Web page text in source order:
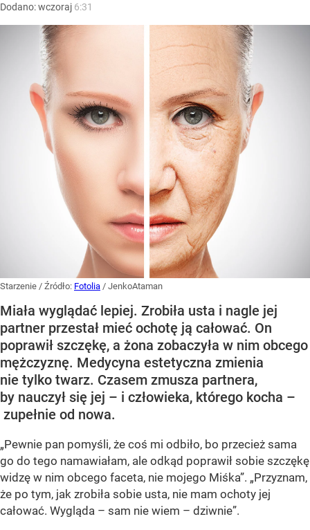
Dodano:wczoraj 6:31
Starzenie / Źródło: Fotolia / JenkoAtaman
Miała wyglądać lepiej. Zrobiła usta i nagle jej
partner przestał mieć ochotę ją całować. On
poprawił szczękę, a żona zobaczyła w nim obcego
mężczyznę. Medycyna estetyczna zmienia
nie tylko twarz. Czasem zmusza partnera,
by nauczył się jej – i człowieka, którego kocha –
zupełnie od nowa.
„Pewnie pan pomyśli, że coś mi odbiło, bo przecież sama
go do tego namawiałam, ale odkąd poprawił sobie szczękę
widzę w nim obcego faceta, nie mojego Miśka”. „Przyznam,
że po tym, jak zrobiła sobie usta, nie mam ochoty jej
całować. Wygląda – sam nie wiem – dziwnie”.